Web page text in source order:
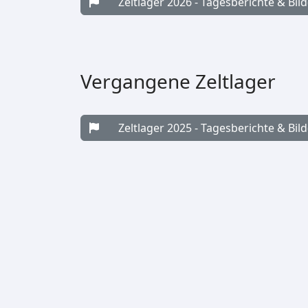
Vergangene Zeltlager
Zeltlager 2025 - Tagesberichte &